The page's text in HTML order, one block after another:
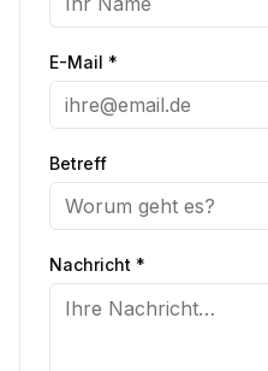
E-Mail *
Betreff
Nachricht *